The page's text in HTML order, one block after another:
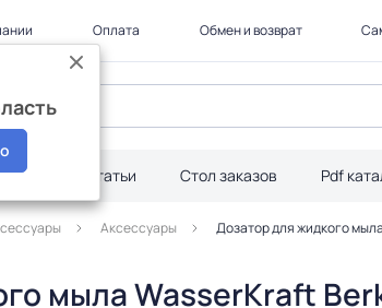
Оплата Обмен и возврат
Статьи Стол заказов Pdf
Аксессуары Дозатор для жидкого
мыла WasserKraft